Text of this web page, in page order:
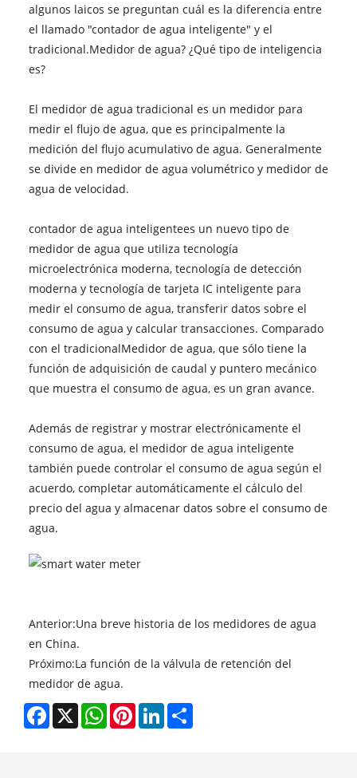
algunos laicos se preguntan cuál es la diferencia entre
el llamado "contador de agua inteligente" y el
tradicional.Medidor de agua? ¿Qué tipo de inteligencia
es?
El medidor de agua tradicional es un medidor para
medir el flujo de agua, que es principalmente la
medición del flujo acumulativo de agua. Generalmente
se divide en medidor de agua volumétrico y medidor de
agua de velocidad.
contador de agua inteligentees un nuevo tipo de
medidor de agua que utiliza tecnología
microelectrónica moderna, tecnología de detección
moderna y tecnología de tarjeta IC inteligente para
medir el consumo de agua, transferir datos sobre el
consumo de agua y calcular transacciones. Comparado
con el tradicionalMedidor de agua, que sólo tiene la
función de adquisición de caudal y puntero mecánico
que muestra el consumo de agua, es un gran avance.
Además de registrar y mostrar electrónicamente el
consumo de agua, el medidor de agua inteligente
también puede controlar el consumo de agua según el
acuerdo, completar automáticamente el cálculo del
precio del agua y almacenar datos sobre el consumo de
agua.
Anterior:Una breve historia de los medidores de agua
en China.
Próximo:La función de la válvula de retención del
medidor de agua.
Facebook
X WhatsAppPinterestLinkedInShare